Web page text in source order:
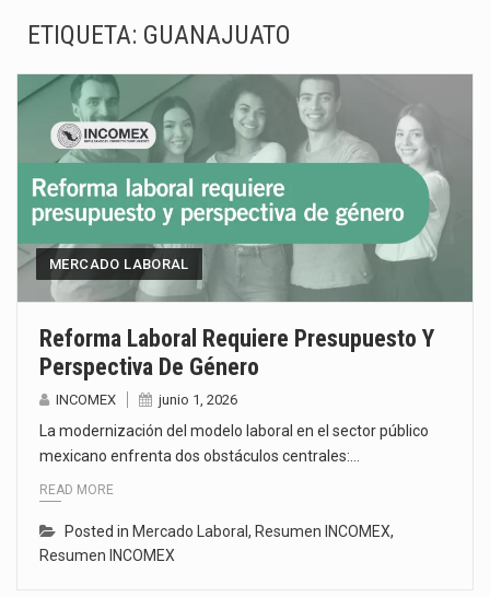
Ante la suspensión temporal de las inspecciones sanitarias del Departamento de Agricultura de Estados Unidos…
Los créditos fiscales determinados a empresas IMMEX rara vez nacen de una interpretación equivocada de…
La industria automotriz mexicana concentra más de la mitad de las quejas bajo el Mecanismo…
ETIQUETA: GUANAJUATO
MERCADO LABORAL
Reforma Laboral Requiere Presupuesto Y
Perspectiva De Género
INCOMEX junio 1, 2026
La modernización del modelo laboral en el sector público
mexicano enfrenta dos obstáculos centrales:…
READ MORE
Posted in Mercado Laboral, Resumen INCOMEX,
Resumen INCOMEX